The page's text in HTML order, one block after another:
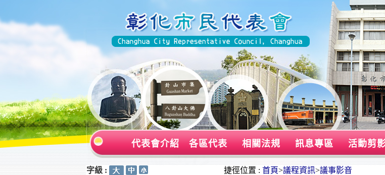
代表會介紹 各區代表 相關法規 訊息專區 活動剪
字級 : 捷徑位置 : 首頁>議程資訊>議事影音